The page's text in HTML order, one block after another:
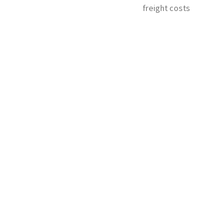
freight costs